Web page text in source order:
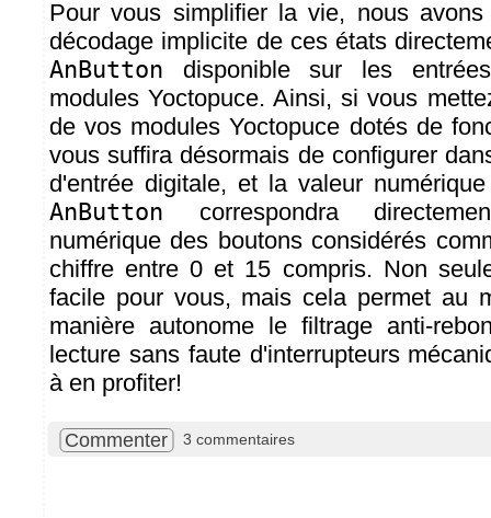
Pour vous simplifier la vie, nous
décodage implicite de ces états
AnButton disponible sur les
modules Yoctopuce. Ainsi, si vous
de vos modules Yoctopuce dotés de
vous suffira désormais de configurer
d'entrée digitale, et la valeur
AnButton correspondra
numérique des boutons considérés
chiffre entre 0 et 15 compris. Non
facile pour vous, mais cela permet au
manière autonome le filtrage anti-
lecture sans faute d'interrupteurs
à en profiter!
Commenter 3 commentaires